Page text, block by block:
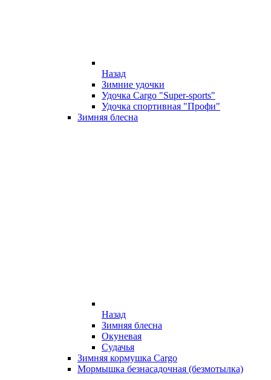
Назад
Зимние удочки
Удочка Cargo "Super-sports"
Удочка спортивная "Профи"
Зимняя блесна
Назад
Зимняя блесна
Окуневая
Судачья
Зимняя кормушка Cargo
Мормышка безнасадочная (безмотылка)